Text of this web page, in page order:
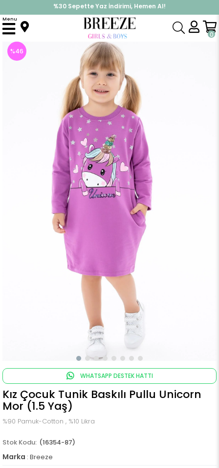
%30 Sepette Yaz İndirimi, Hemen Al!
İndirimlere ek %10 İndirimi Kap, Hemen Üye Ol!
0
Menu
Anasayfa Tunik Kız Çocuk Tunik Baskılı Pullu Unicorn Mor (1.5 Yaş)
%46
WHATSAPP DESTEK HATTI
Kız Çocuk Tunik Baskılı Pullu Unicorn
Mor (1.5 Yaş)
%90 Pamuk-Cotton , %10 Likra
(16354-87)
Marka : Breeze